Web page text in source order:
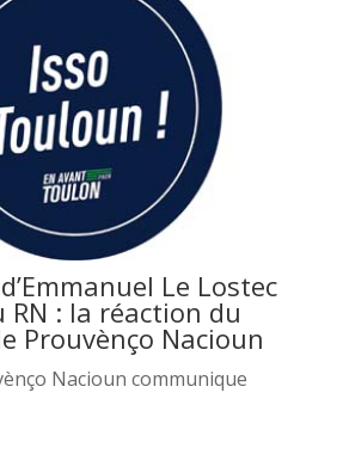
Le Lostec
RN : la réaction du
Prouvènço Nacioun
Nacioun communique